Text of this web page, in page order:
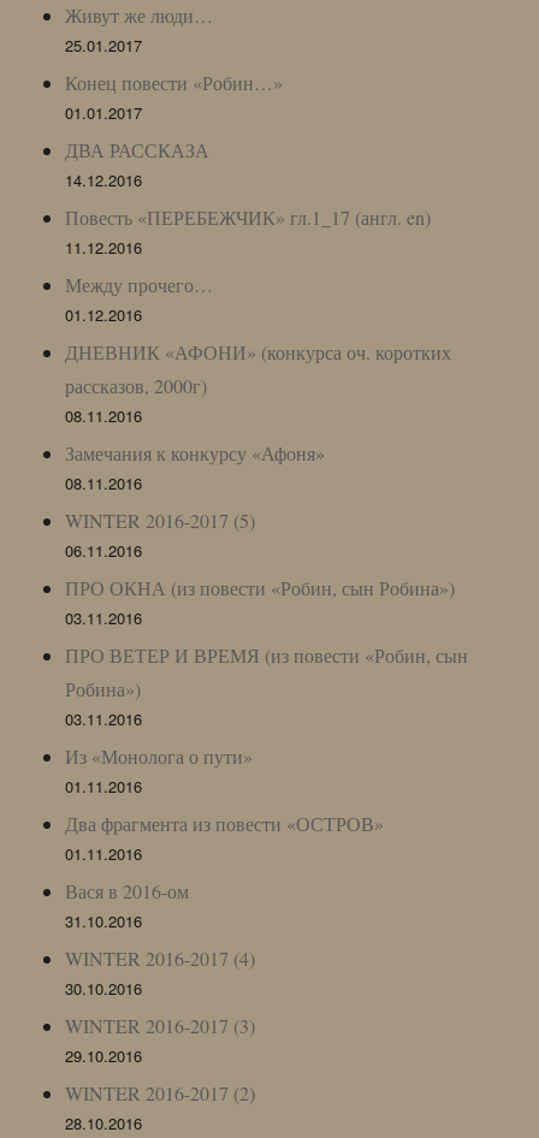
Живут же люди…
25.01.2017
Конец повести «Робин…»
01.01.2017
ДВА РАССКАЗА
14.12.2016
Повесть «ПЕРЕБЕЖЧИК» гл.1_17 (англ. en)
11.12.2016
Между прочего…
01.12.2016
ДНЕВНИК «АФОНИ» (конкурса оч. коротких
рассказов, 2000г)
08.11.2016
Замечания к конкурсу «Афоня»
08.11.2016
WINTER 2016-2017 (5)
06.11.2016
ПРО ОКНА (из повести «Робин, сын Робина»)
03.11.2016
ПРО ВЕТЕР И ВРЕМЯ (из повести «Робин, сын
Робина»)
03.11.2016
Из «Монолога о пути»
01.11.2016
Два фрагмента из повести «ОСТРОВ»
01.11.2016
Вася в 2016-ом
31.10.2016
WINTER 2016-2017 (4)
30.10.2016
WINTER 2016-2017 (3)
29.10.2016
WINTER 2016-2017 (2)
28.10.2016